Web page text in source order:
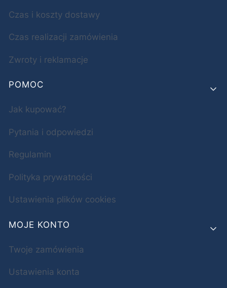
Czas i koszty dostawy
Czas realizacji zamówienia
Zwroty i reklamacje
POMOC
Jak kupować?
Pytania i odpowiedzi
Regulamin
Polityka prywatności
Ustawienia plików cookies
MOJE KONTO
Twoje zamówienia
Ustawienia konta